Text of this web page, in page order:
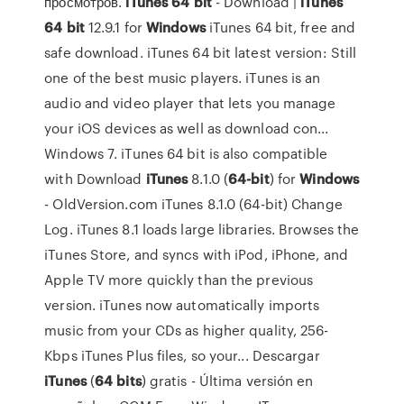
64 bit12.9.1 forWindowsiTunes 64 bit, free and
safe download. iTunes 64 bit latest version: Still
one of the best music players. iTunes is an
audio and video player that lets you manage
your iOS devices as well as download con...
Windows 7. iTunes 64 bit is also compatible
with Download iTunes8.1.0 (64-bit) forWindows
- OldVersion.com iTunes 8.1.0 (64-bit) Change
Log. iTunes 8.1 loads large libraries. Browses the
iTunes Store, and syncs with iPod, iPhone, and
Apple TV more quickly than the previous
version. iTunes now automatically imports
music from your CDs as higher quality, 256-
Kbps iTunes Plus files, so your... Descargar
iTunes(64 bits) gratis - Última versión en